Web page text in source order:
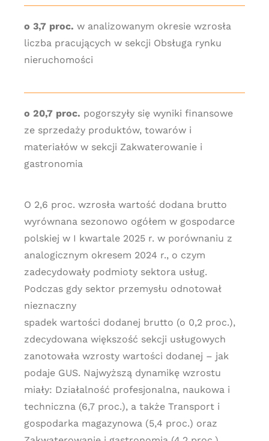
o 3,7 proc. w analizowanym okresie wzrosła
liczba pracujących w sekcji Obsługa rynku
nieruchomości
o 20,7 proc. pogorszyły się wyniki finansowe
ze sprzedaży produktów, towarów i
materiałów w sekcji Zakwaterowanie i
gastronomia
O 2,6 proc. wzrosła wartość dodana brutto
wyrównana sezonowo ogółem w gospodarce
polskiej w I kwartale 2025 r. w porównaniu z
analogicznym okresem 2024 r., o czym
zadecydowały podmioty sektora usług.
Podczas gdy sektor przemysłu odnotował
nieznaczny
spadek wartości dodanej brutto (o 0,2 proc.),
zdecydowana większość sekcji usługowych
zanotowała wzrosty wartości dodanej – jak
podaje GUS. Najwyższą dynamikę wzrostu
miały: Działalność profesjonalna, naukowa i
techniczna (6,7 proc.), a także Transport i
gospodarka magazynowa (5,4 proc.) oraz